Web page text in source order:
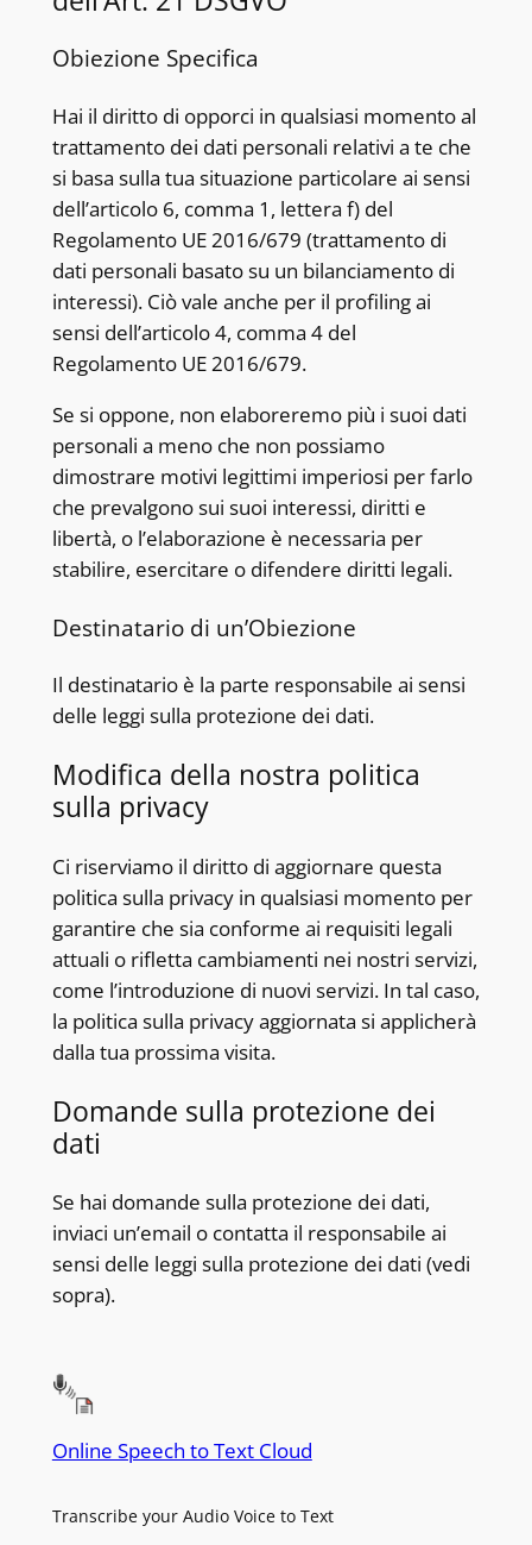
Obiezione Specifica
Hai il diritto di opporci in qualsiasi momento al
trattamento dei dati personali relativi a te che
si basa sulla tua situazione particolare ai sensi
dell’articolo 6, comma 1, lettera f) del
Regolamento UE 2016/679 (trattamento di
dati personali basato su un bilanciamento di
interessi). Ciò vale anche per il profiling ai
sensi dell’articolo 4, comma 4 del
Regolamento UE 2016/679.
Se si oppone, non elaboreremo più i suoi dati
personali a meno che non possiamo
dimostrare motivi legittimi imperiosi per farlo
che prevalgono sui suoi interessi, diritti e
libertà, o l’elaborazione è necessaria per
stabilire, esercitare o difendere diritti legali.
Destinatario di un’Obiezione
Il destinatario è la parte responsabile ai sensi
delle leggi sulla protezione dei dati.
Modifica della nostra politica
sulla privacy
Ci riserviamo il diritto di aggiornare questa
politica sulla privacy in qualsiasi momento per
garantire che sia conforme ai requisiti legali
attuali o rifletta cambiamenti nei nostri servizi,
come l’introduzione di nuovi servizi. In tal caso,
la politica sulla privacy aggiornata si applicherà
dalla tua prossima visita.
Domande sulla protezione dei
dati
Se hai domande sulla protezione dei dati,
inviaci un’email o contatta il responsabile ai
sensi delle leggi sulla protezione dei dati (vedi
sopra).
Online Speech to Text Cloud
Transcribe your Audio Voice to Text